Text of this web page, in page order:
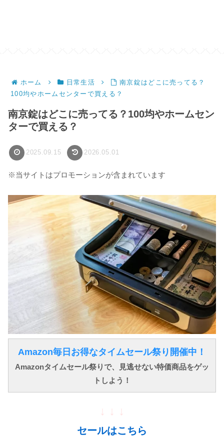
ホーム 日常生活
南京錠はどこに売ってる？
100均やホームセンターで買える？
南京錠はどこに売ってる？100均やホームセン
ターで買える？
2025.09.15 2026.05.01
※当サイトはプロモーションが含まれています
Amazon毎日お得なタイムセール祭り開催中！
Amazonタイムセール祭りで、見逃せない特価商品をゲッ
トしよう！
↓ ↓ ↓
セールはこちら